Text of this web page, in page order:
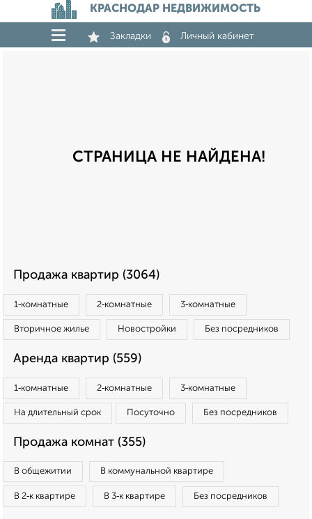
КРАСНОДАР НЕДВИЖИМОСТЬ
Закладки Личный кабинет
СТРАНИЦА НЕ НАЙДЕНА!
Продажа квартир (3064)
1‑комнатные 2‑комнатные 3‑комнатные
Вторичное жилье Новостройки Без посредников
Аренда квартир (559)
1‑комнатные 2‑комнатные 3‑комнатные
На длительный срок Посуточно Без посредников
Продажа комнат (355)
В общежитии В коммунальной квартире
В 2‑к квартире В 3‑к квартире Без посредников